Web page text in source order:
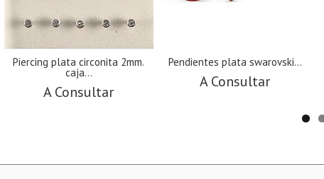
Piercing plata circonita 2mm.
caja...
A Consultar
Pendientes plata swarovski...
A Consultar